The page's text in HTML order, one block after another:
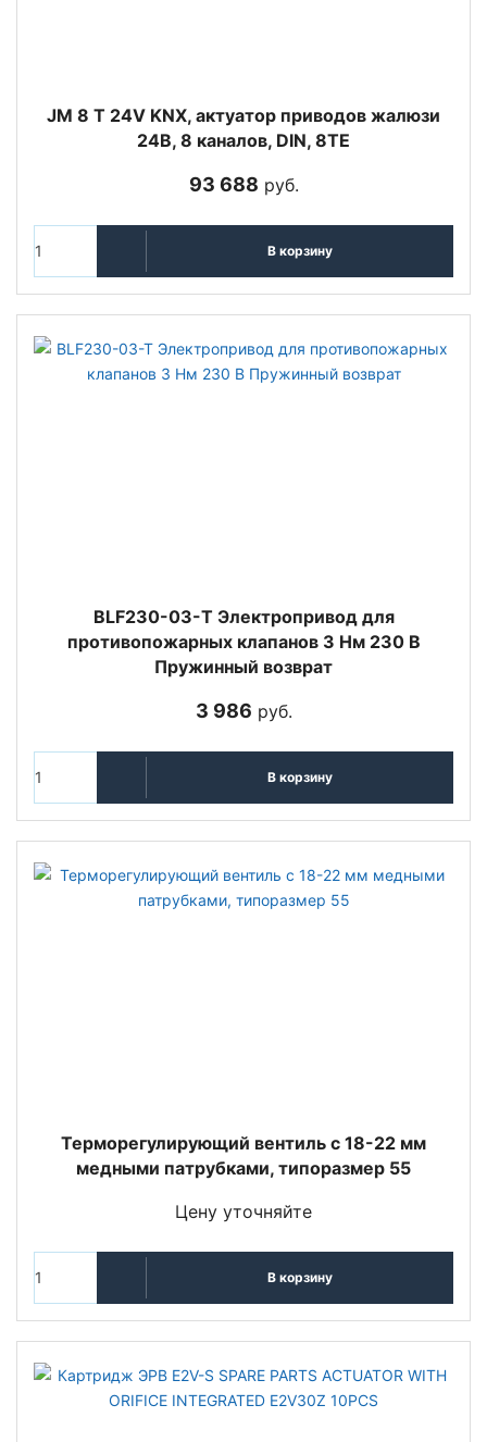
JM 8 T 24V KNX, актуатор приводов жалюзи
24В, 8 каналов, DIN, 8TE
93 688 руб.
В корзину
BLF230-03-T Электропривод для
противопожарных клапанов 3 Нм 230 В
Пружинный возврат
3 986 руб.
В корзину
Терморегулирующий вентиль c 18-22 мм
медными патрубками, типоразмер 55
Цену уточняйте
В корзину